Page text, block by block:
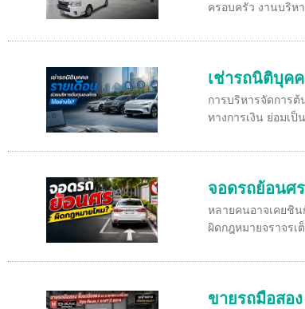
ครอบครัว งานบริห
เช่ารถนิติบุค
การบริหารจัดการ
ทางการเงิน ย่อมเป็
จอดรถย้อนศ
หลายคนอาจเคยชิน
ผิดกฎหมายจราจรเ
ขายรถมือสอ